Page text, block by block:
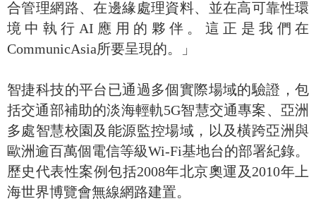
合管理網路、在邊緣處理資料、並在高可靠性環
境中執行AI應用的夥伴。這正是我們在
CommunicAsia所要呈現的。」
智捷科技的平台已通過多個實際場域的驗證，包
括交通部補助的淡海輕軌5G智慧交通專案、亞洲
多處智慧校園及能源監控場域，以及橫跨亞洲與
歐洲逾百萬個電信等級Wi-Fi基地台的部署紀錄。
歷史代表性案例包括2008年北京奧運及2010年上
海世界博覽會無線網路建置。